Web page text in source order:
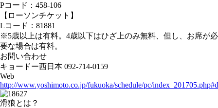
Pコード：458-106
【ローソンチケット】
Lコード：81881
※5歳以上は有料。4歳以下はひざ上のみ無料、但し、お席が必
要な場合は有料。
お問い合わせ
キョードー西日本 092-714-0159
Web
http://www.yoshimoto.co.jp/fukuoka/schedule/pc/
滑狼とは？